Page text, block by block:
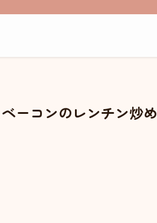
ーコンのレンチン炒め